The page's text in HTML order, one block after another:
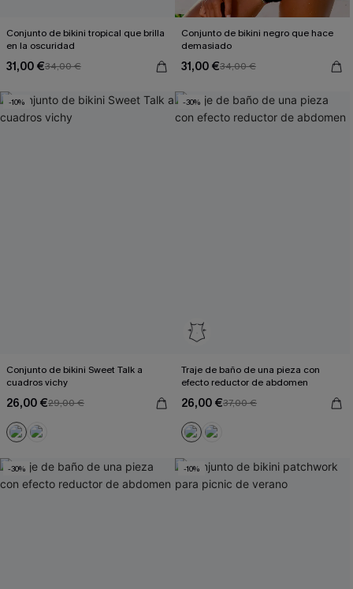
Conjunto de bikini tropical que brilla
en la oscuridad
31,00 €34,00 €
Conjunto de bikini negro que hace
demasiado
31,00 €34,00 €
-10%
Conjunto de bikini Sweet Talk a
cuadros vichy
26,00 €29,00 €
-30%
Traje de baño de una pieza con
efecto reductor de abdomen
26,00 €37,00 €
-30% -10%